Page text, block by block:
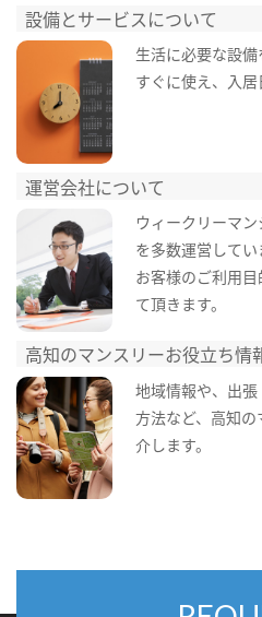
設備とサービスについて
生活に必要な設
すぐに使え、入居
運営会社について
ウィークリーマ
を多数運営してい
お客様のご利用
て頂きます。
高知のマンスリーお役立ち情
地域情報や、出
方法など、高知
介します。